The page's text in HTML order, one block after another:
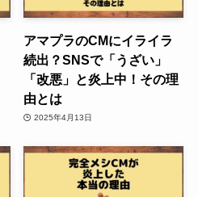
アマプラのCMにイライラ
続出？SNSで「うざい」
「改悪」と炎上中！その理
由とは
2025年4月13日